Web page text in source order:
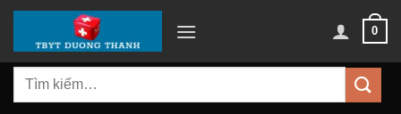
Chuyển
nội
dung
0
Tìm